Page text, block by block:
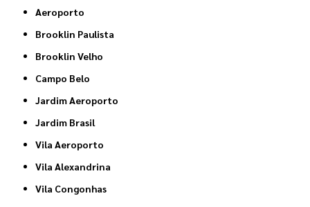
Aeroporto
Brooklin Paulista
Brooklin Velho
Campo Belo
Jardim Aeroporto
Jardim Brasil
Vila Aeroporto
Vila Alexandrina
Vila Congonhas